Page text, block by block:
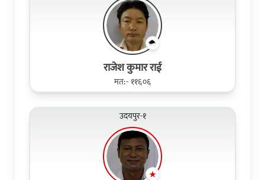
राजेश कुमार राई
मत:- ११६०६
उदयपुर-१